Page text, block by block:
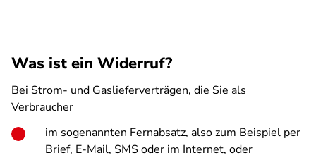
Was ist ein Widerruf?
Bei Strom- und Gaslieferverträgen, die Sie als
Verbraucher
im sogenannten Fernabsatz, also zum Beispiel per
Brief, E-Mail, SMS oder im Internet, oder